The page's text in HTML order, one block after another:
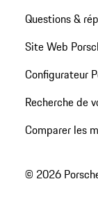
Questions &
Site Web
Configurateur
Recherche de
Comparer les
© 2026